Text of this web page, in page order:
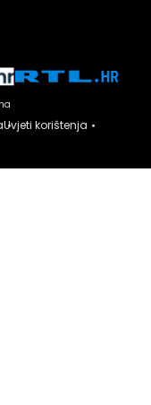
Uvjeti korištenja